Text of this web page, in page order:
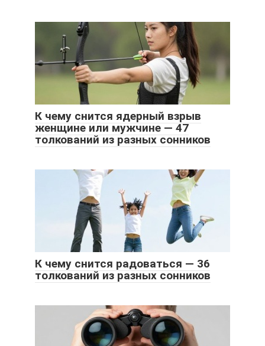
К чему снится ядерный взрыв
женщине или мужчине — 47
толкований из разных сонников
К чему снится радоваться — 36
толкований из разных сонников